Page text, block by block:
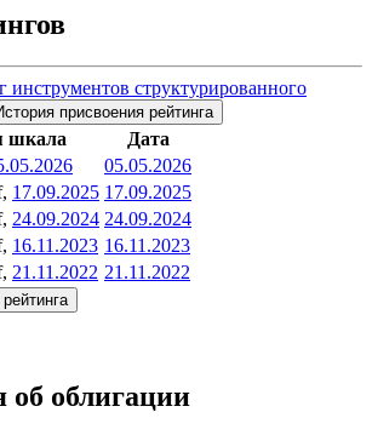
структурированного
присвоения рейтинга
шкала
Дата
05.05.2026
17.09.2025 17.09.2025
24.09.2024 24.09.2024
16.11.2023 16.11.2023
21.11.2022 21.11.2022
облигации